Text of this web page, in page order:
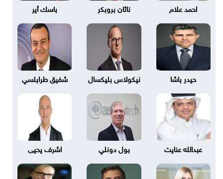
احمد علام ناثان بروبكر باسك أير
حيدر باشا نيكولاس بليكسال شفيق طرابلسي
عبدالله عنايت بول دونلي اشرف يحيى